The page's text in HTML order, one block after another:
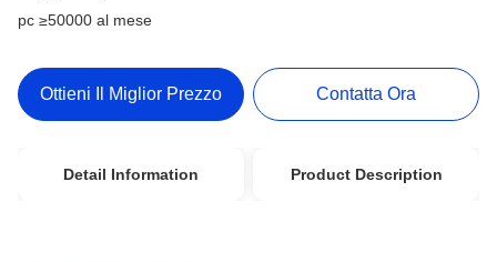
pc ≥50000 al mese
Ottieni Il Miglior Prezzo Contatta Ora
Detail Information Product Description